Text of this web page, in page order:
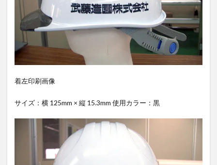
着左印刷画像
サイズ：横 125mm × 縦 15.3mm 使用カラー：黒